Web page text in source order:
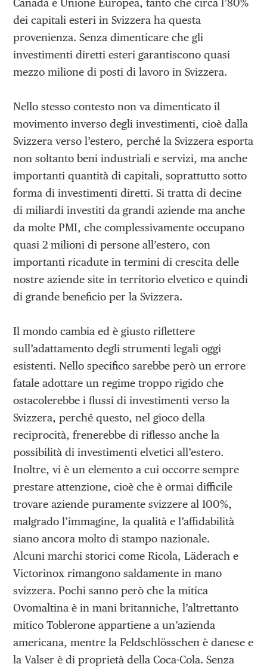
Canada e Unione Europea, tanto che circa l’80%
dei capitali esteri in Svizzera ha questa
provenienza. Senza dimenticare che gli
investimenti diretti esteri garantiscono quasi
mezzo milione di posti di lavoro in Svizzera.
Nello stesso contesto non va dimenticato il
movimento inverso degli investimenti, cioè dalla
Svizzera verso l’estero, perché la Svizzera esporta
non soltanto beni industriali e servizi, ma anche
importanti quantità di capitali, soprattutto sotto
forma di investimenti diretti. Si tratta di decine
di miliardi investiti da grandi aziende ma anche
da molte PMI, che complessivamente occupano
quasi 2 milioni di persone all’estero, con
importanti ricadute in termini di crescita delle
nostre aziende site in territorio elvetico e quindi
di grande beneficio per la Svizzera.
Il mondo cambia ed è giusto riflettere
sull’adattamento degli strumenti legali oggi
esistenti. Nello specifico sarebbe però un errore
fatale adottare un regime troppo rigido che
ostacolerebbe i flussi di investimenti verso la
Svizzera, perché questo, nel gioco della
reciprocità, frenerebbe di riflesso anche la
possibilità di investimenti elvetici all’estero.
Inoltre, vi è un elemento a cui occorre sempre
prestare attenzione, cioè che è ormai difficile
trovare aziende puramente svizzere al 100%,
malgrado l’immagine, la qualità e l’affidabilità
siano ancora molto di stampo nazionale.
Alcuni marchi storici come Ricola, Läderach e
Victorinox rimangono saldamente in mano
svizzera. Pochi sanno però che la mitica
Ovomaltina è in mani britanniche, l’altrettanto
mitico Toblerone appartiene a un’azienda
americana, mentre la Feldschlösschen è danese e
la Valser è di proprietà della Coca-Cola. Senza